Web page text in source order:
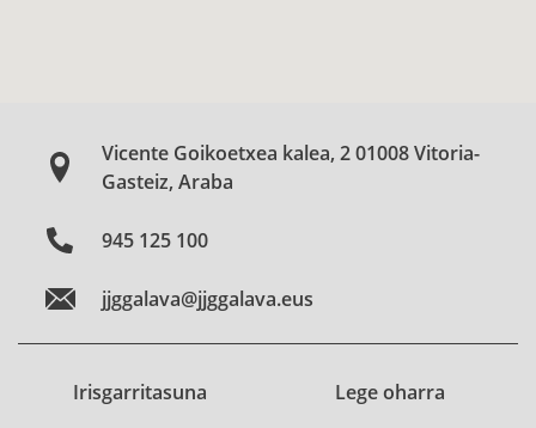
Vicente Goikoetxea kalea, 2 01008 Vitoria-
Gasteiz, Araba
945 125 100
jjggalava@jjggalava.eus
Irisgarritasuna Lege oharra